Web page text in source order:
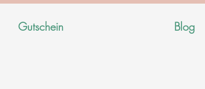
Gutschein Blog